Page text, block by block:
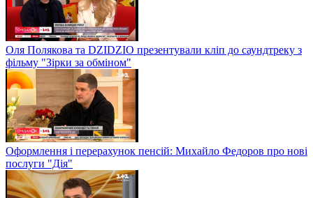
Оля Полякова та DZIDZIO презентували кліп до саундтреку з
фільму "Зірки за обміном"
Оформлення і перерахунок пенсій: Михайло Федоров про нові
послуги "Дія"